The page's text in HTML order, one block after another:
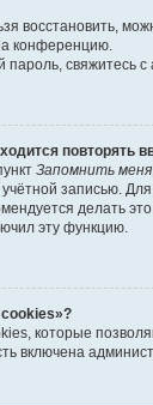
восстановить,
конференцию.
пароль, свяжитесь
повторять
Запомнить меня
записью.
делать
эту функцию.
которые
включена